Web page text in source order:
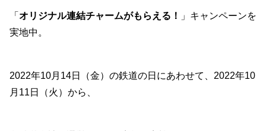
「 オリジナル連結チャームがもらえる！
」キャンペーンを
実地中。
2022年10月14日（金）の鉄道の日にあわせて、2022年10
月11日（火）から、